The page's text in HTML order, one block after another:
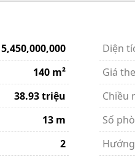
5,450,000,000 Diện
140 m² Giá
38.93 triệu Chiều
13 m Số
2